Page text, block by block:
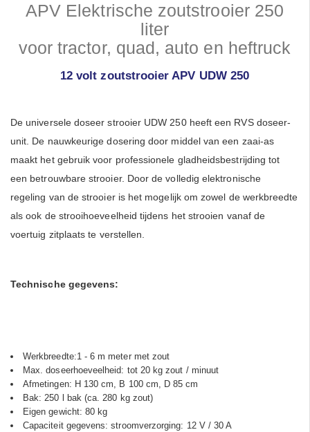
APV Elektrische zoutstrooier 250
liter
voor tractor, quad, auto en heftruck
12 volt zoutstrooier APV UDW 250
De universele doseer strooier UDW 250 heeft een RVS doseer-
unit. De nauwkeurige dosering door middel van een zaai-as
maakt het gebruik voor professionele gladheidsbestrijding tot
een betrouwbare strooier. Door de volledig elektronische
regeling van de strooier is het mogelijk om zowel de werkbreedte
als ook de strooihoeveelheid tijdens het strooien vanaf de
voertuig zitplaats te verstellen.
Technische gegevens:
Werkbreedte:1 - 6 m meter met zout
Max. doseerhoeveelheid: tot 20 kg zout / minuut
Afmetingen: H 130 cm, B 100 cm, D 85 cm
Bak: 250 l bak (ca. 280 kg zout)
Eigen gewicht: 80 kg
Capaciteit gegevens: stroomverzorging: 12 V / 30 A